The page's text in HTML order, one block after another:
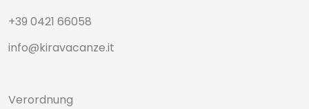
+39 0421 66058
info@kiravacanze.it
Verordnung